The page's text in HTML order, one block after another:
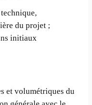
du projet ;
initiaux
et volumétriques du